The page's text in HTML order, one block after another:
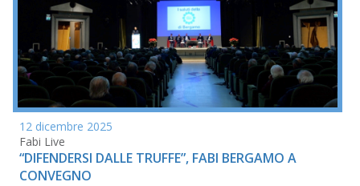
12 dicembre 2025
Fabi Live
“DIFENDERSI DALLE TRUFFE”, FABI BERGAMO A
CONVEGNO